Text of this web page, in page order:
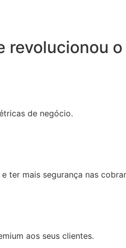
de negócio.
ter mais segurança nas
aos seus clientes.